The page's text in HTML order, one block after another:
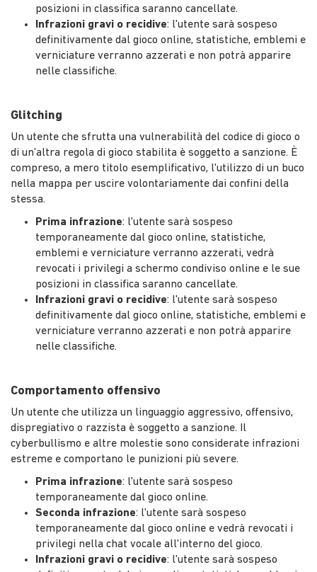
posizioni in classifica saranno cancellate.
Infrazioni gravi o recidive: l'utente sarà sospeso
definitivamente dal gioco online, statistiche, emblemi e
verniciature verranno azzerati e non potrà apparire
nelle classifiche.
Glitching
Un utente che sfrutta una vulnerabilità del codice di gioco o
di un'altra regola di gioco stabilita è soggetto a sanzione. È
compreso, a mero titolo esemplificativo, l'utilizzo di un buco
nella mappa per uscire volontariamente dai confini della
stessa.
Prima infrazione: l'utente sarà sospeso
temporaneamente dal gioco online, statistiche,
emblemi e verniciature verranno azzerati, vedrà
revocati i privilegi a schermo condiviso online e le sue
posizioni in classifica saranno cancellate.
Infrazioni gravi o recidive: l'utente sarà sospeso
definitivamente dal gioco online, statistiche, emblemi e
verniciature verranno azzerati e non potrà apparire
nelle classifiche.
Comportamento offensivo
Un utente che utilizza un linguaggio aggressivo, offensivo,
dispregiativo o razzista è soggetto a sanzione. Il
cyberbullismo e altre molestie sono considerate infrazioni
estreme e comportano le punizioni più severe.
Prima infrazione: l'utente sarà sospeso
temporaneamente dal gioco online.
Seconda infrazione: l'utente sarà sospeso
temporaneamente dal gioco online e vedrà revocati i
privilegi nella chat vocale all'interno del gioco.
Infrazioni gravi o recidive: l'utente sarà sospeso